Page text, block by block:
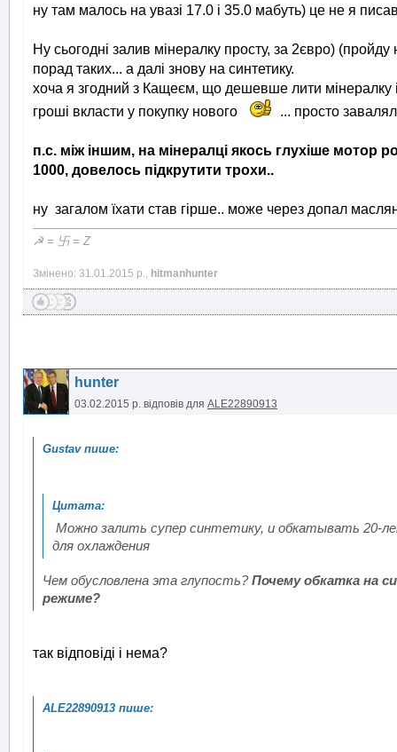
ну там малось на увазі 17.0 і 35.0 мабуть) це не я
Ну сьогодні залив мінералку просту, за 2євро)
порад таких... а далі знову на синтетику.
хоча я згодний з Кащеєм, що дешевше лити мінералку
гроші вкласти у покупку нового
... просто
п.с. між іншим, на мінералці якось глухіше мотор
1000, довелось підкрутити трохи..
ну загалом їхати став гірше.. може через допал
☭ = 卐 = Z
Змінено: 31.01.2015 р., hitmanhunter
hunter
03.02.2015 р. відповів для ALE22890913
Можно залить супер синтетику, и обкатывать 20-
для охлаждения
Чем обусловлена эта глупость?Почему обкатка на
режиме?
так відповіді і нема?